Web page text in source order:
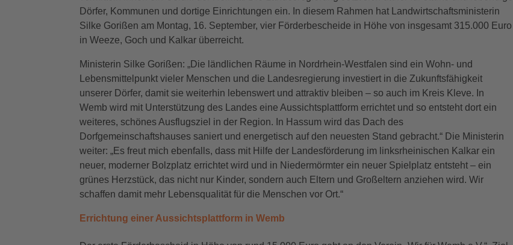
Dörfer, Kommunen und dortige Einrichtungen ein. In diesem Rahmen hat Landwirtschaftsministerin
Silke Gorißen am Montag, 16. September, vier Förderbescheide in Höhe von insgesamt 315.000 Euro
in Weeze, Goch und Kalkar überreicht.
Ministerin Silke Gorißen: „Die ländlichen Räume in Nordrhein-Westfalen sind ein Wohn- und
Lebensmittelpunkt vieler Menschen und die Landesregierung investiert in die Zukunftsfähigkeit
unserer Dörfer, damit sie weiterhin lebenswert und attraktiv bleiben – so auch im Kreis Kleve. In
Wemb wird mit Unterstützung des Landes eine Aussichtsplattform errichtet und so entsteht dort ein
weiteres, schönes Ausflugsziel in der Region. In Hassum wird das Dach des
Dorfgemeinschaftshauses saniert und energetisch auf den neuesten Stand gebracht.“ Die Ministerin
weiter: „Es freut mich ebenfalls, dass mit Hilfe der Landesförderung im linksrheinischen Kalkar ein
neuer, moderner Bolzplatz errichtet wird und in Niedermörmter ein neuer Spielplatz entsteht – ein
grünes Herzstück, das nicht nur Kinder, sondern auch Eltern und Großeltern anziehen wird. Wir
schaffen damit mehr Lebensqualität für die Menschen vor Ort.“
Errichtung einer Aussichtsplattform in Wemb